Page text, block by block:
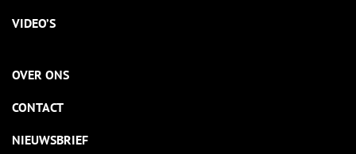
VIDEO’S
OVER ONS
CONTACT
NIEUWSBRIEF